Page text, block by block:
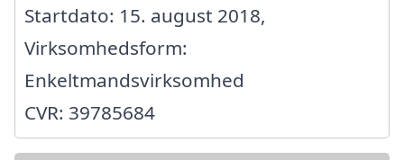
Startdato: 15. august 2018,
Virksomhedsform:
Enkeltmandsvirksomhed
CVR: 39785684